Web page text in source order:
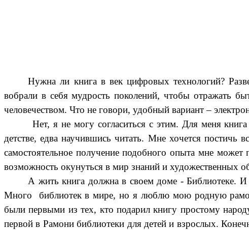
Нужна ли книга в век цифровых технологий?
вобрали в себя мудрость поколений, чтобы отражать
человечеством. Что не говори, удобный вариант –
Нет, я не могу согласиться с этим. Для меня книга
детстве, едва научившись читать. Мне хочется постичь
самостоятельное получение подобного опыта мне
возможность окунуться в мир знаний и художественных
А жить книга должна в своем доме - Библиотеке.
Много библиотек в мире, но я люблю мою родную
были первыми из тех, кто подарил книгу простому
первой в Рамони библиотеки для детей и взрослых.